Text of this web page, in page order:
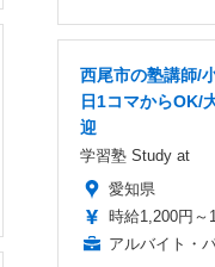
西尾市の塾講師/
日1コマからOK/
迎
学習塾 Study at
愛知県
時給1,200円～
アルバイト・